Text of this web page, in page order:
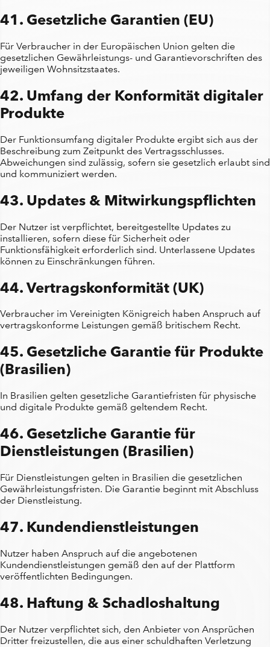
41. Gesetzliche Garantien (EU)
Für Verbraucher in der Europäischen Union gelten die
gesetzlichen Gewährleistungs- und Garantievorschriften des
jeweiligen Wohnsitzstaates.
42. Umfang der Konformität digitaler
Produkte
Der Funktionsumfang digitaler Produkte ergibt sich aus der
Beschreibung zum Zeitpunkt des Vertragsschlusses.
Abweichungen sind zulässig, sofern sie gesetzlich erlaubt sind
und kommuniziert werden.
43. Updates & Mitwirkungspflichten
Der Nutzer ist verpflichtet, bereitgestellte Updates zu
installieren, sofern diese für Sicherheit oder
Funktionsfähigkeit erforderlich sind. Unterlassene Updates
können zu Einschränkungen führen.
44. Vertragskonformität (UK)
Verbraucher im Vereinigten Königreich haben Anspruch auf
vertragskonforme Leistungen gemäß britischem Recht.
45. Gesetzliche Garantie für Produkte
(Brasilien)
In Brasilien gelten gesetzliche Garantiefristen für physische
und digitale Produkte gemäß geltendem Recht.
46. Gesetzliche Garantie für
Dienstleistungen (Brasilien)
Für Dienstleistungen gelten in Brasilien die gesetzlichen
Gewährleistungsfristen. Die Garantie beginnt mit Abschluss
der Dienstleistung.
47. Kundendienstleistungen
Nutzer haben Anspruch auf die angebotenen
Kundendienstleistungen gemäß den auf der Plattform
veröffentlichten Bedingungen.
48. Haftung & Schadloshaltung
Der Nutzer verpflichtet sich, den Anbieter von Ansprüchen
Dritter freizustellen, die aus einer schuldhaften Verletzung